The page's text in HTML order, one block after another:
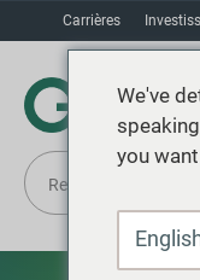
Carrières
We've
you